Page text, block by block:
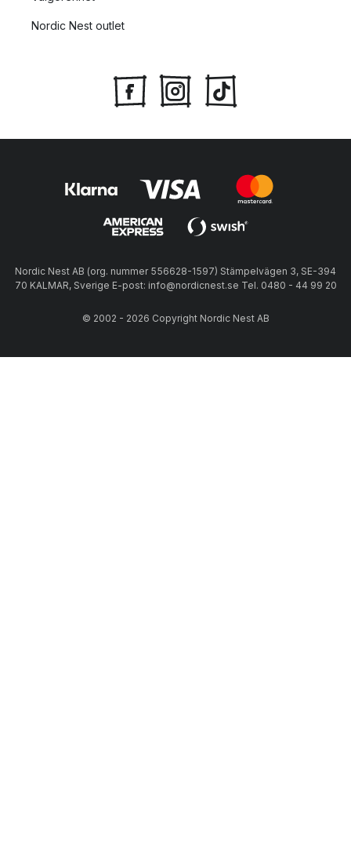
Nordic Nest outlet
Nordic Nest AB (org. nummer 556628-1597) Stämpelvägen 3, SE-394
70 KALMAR, Sverige E-post: info@nordicnest.se Tel. 0480 - 44 99 20
© 2002 - 2026 Copyright Nordic Nest AB